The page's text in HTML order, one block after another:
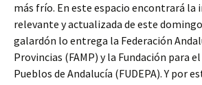
más frío. En este espacio encontrará la
relevante y actualizada de este
galardón lo entrega la Federación
Provincias (FAMP) y la Fundación para
Pueblos de Andalucía (FUDEPA). Y por